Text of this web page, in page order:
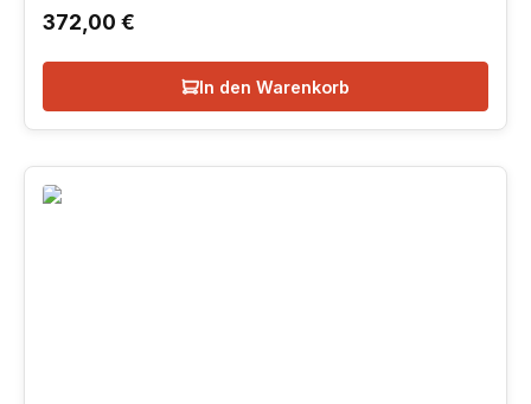
Regulärer Preis:
372,00 €
In den Warenkorb